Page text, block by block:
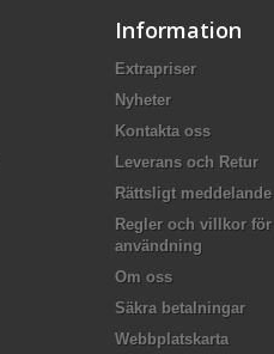
Information
Extrapriser
Nyheter
Kontakta oss
Leverans och Retur
Rättsligt meddelande
Regler och villkor för
användning
Om oss
Säkra betalningar
Webbplatskarta